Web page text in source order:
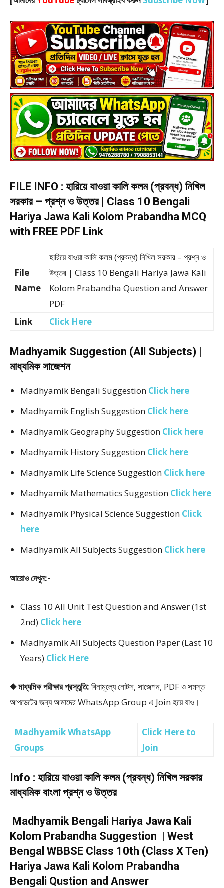
FILE INFO : হারিয়ে যাওয়া কালি কলম (প্রবন্ধ) নিখিল
সরকার – প্রশ্ন ও উত্তর | Class 10 Bengali
Hariya Jawa Kali Kolom Prabandha MCQ
with FREE PDF Link
File
Name
হারিয়ে যাওয়া কালি কলম (প্রবন্ধ) নিখিল সরকার – প্রশ্ন ও
উত্তর | Class 10 Bengali Hariya Jawa Kali
Kolom Prabandha Question and Answer
PDF
Link
Click Here
Madhyamik Suggestion (All Subjects) |
মাধ্যমিক সাজেশন
Madhyamik Bengali Suggestion Click here
Madhyamik English Suggestion Click here
Madhyamik Geography Suggestion Click here
Madhyamik History Suggestion Click here
Madhyamik Life Science Suggestion Click here
Madhyamik Mathematics Suggestion Click here
Madhyamik Physical Science Suggestion Click
here
Madhyamik All Subjects Suggestion Click here
আরোও দেখুন:-
Class 10 All Unit Test Question and Answer (1st
2nd) Click here
Madhyamik All Subjects Question Paper (Last 10
Years) Click Here
◆ মাধ্যমিক পরীক্ষার প্রস্তুতি: বিনামূল্যে নোটস, সাজেশন, PDF ও সমস্ত
আপডেটের জন্য আমাদের WhatsApp Group এ Join হয়ে যাও।
Madhyamik WhatsApp
Groups
Click Here to
Join
Info : হারিয়ে যাওয়া কালি কলম (প্রবন্ধ) নিখিল সরকার
মাধ্যমিক বাংলা প্রশ্ন ও উত্তর
Madhyamik Bengali Hariya Jawa Kali
Kolom Prabandha Suggestion | West
Bengal WBBSE Class 10th (Class X Ten)
Hariya Jawa Kali Kolom Prabandha
Bengali Qustion and Answer